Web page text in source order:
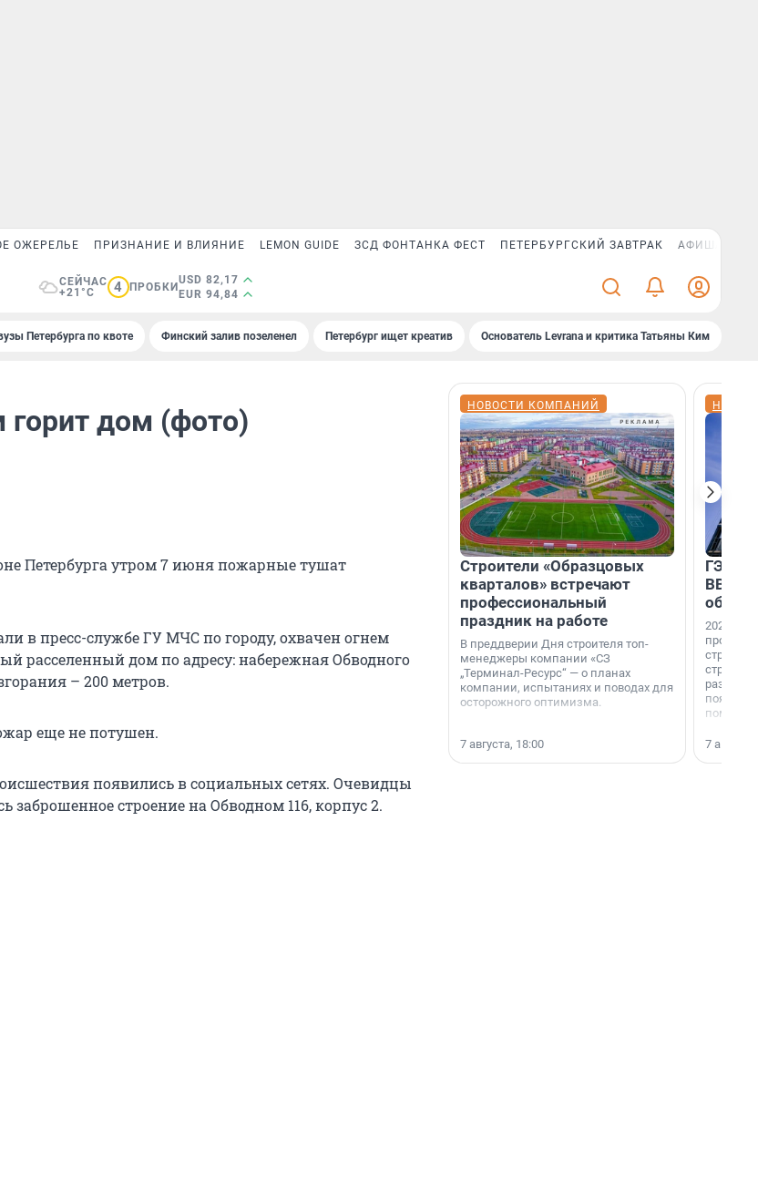
ОЖЕРЕЛЬЕ ПРИЗНАНИЕ И ВЛИЯНИЕ LEMON GUIDE ЗСД ФОНТАНКА ФЕСТ ПЕТЕРБУРГСКИЙ ЗАВТРАК АФИША PLUS
СЕЙЧАС
+21°C
4 ПРОБКИ
USD 82,17
EUR 94,84
Петербурга по квоте Финский залив позеленел Петербург ищет креатив Основатель Levrana и критика Татьяны Ким
дом (фото)
Петербурга утром 7 июня пожарные тушат
в пресс-службе ГУ МЧС по городу, охвачен огнем
расселенный дом по адресу: набережная Обводного
– 200 метров.
еще не потушен.
появились в социальных сетях. Очевидцы
заброшенное строение на Обводном 116, корпус 2.
НОВОСТИ КОМПАНИЙ
Строители «Образцовых
кварталов» встречают
профессиональный
праздник на работе
В преддверии Дня строителя топ-
менеджеры компании «СЗ
„Терминал-Ресурс“ — о планах
компании, испытаниях и поводах для
осторожного оптимизма.
7 августа, 18:00
ГЭС,
ВВП: в
об
2026-й —
раз. В
7